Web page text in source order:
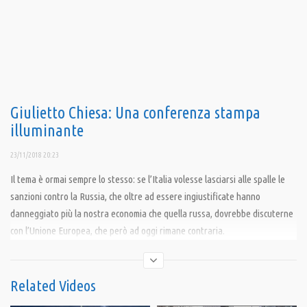
Giulietto Chiesa: Una conferenza stampa
illuminante
23/11/2018 20:23
Il tema è ormai sempre lo stesso: se l’Italia volesse lasciarsi alle spalle le
sanzioni contro la Russia, che oltre ad essere ingiustificate hanno
danneggiato più la nostra economia che quella russa, dovrebbe discuterne
con l’Unione Europea, che però ad oggi rimane contraria.
Related Videos